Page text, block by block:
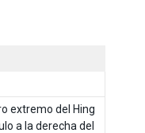
extremo del Hing
a la derecha del